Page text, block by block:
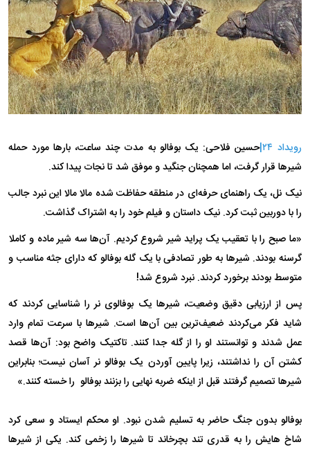
رویداد ۲۴| حسین فلاحی: یک بوفالو به مدت چند ساعت، بار‌ها مورد حمله
شیر‌ها قرار گرفت، اما همچنان جنگید و موفق شد تا نجات پیدا کند.
نیک نل، یک راهنمای حرفه‌ای در منطقه حفاظت شده مالا مالا این نبرد جالب
را با دوربین ثبت کرد. نیک داستان و فیلم خود را به اشتراک گذاشت.
«ما صبح را با تعقیب یک پراید شیر شروع کردیم. آن‌ها سه شیر ماده و کاملا
گرسنه بودند. شیرها به طور تصادفی با یک گله بوفالو که دارای جثه مناسب و
متوسط بودند برخورد کردند. نبرد شروع شد!
پس از ارزیابی دقیق وضعیت، شیر‌ها یک بوفالوی نر را شناسایی کردند که
شاید فکر می‌کردند ضعیف‌ترین بین آن‌ها است. شیرها با سرعت تمام وارد
عمل شدند و توانستند او را از گله جدا کنند. تاکتیک واضح بود: آن‌ها قصد
کشتن آن را نداشتند، زیرا پایین آوردن یک بوفالو نر آسان نیست؛ بنابراین
شیرها تصمیم گرفتند قبل از اینکه ضربه نهایی را بزنند بوفالو را خسته کنند.»
بوفالو بدون جنگ حاضر به تسلیم شدن نبود. او محکم ایستاد و سعی کرد
شاخ هایش را به قدری تند بچرخاند تا شیر‌ها را زخمی کند. یکی از شیر‌ها